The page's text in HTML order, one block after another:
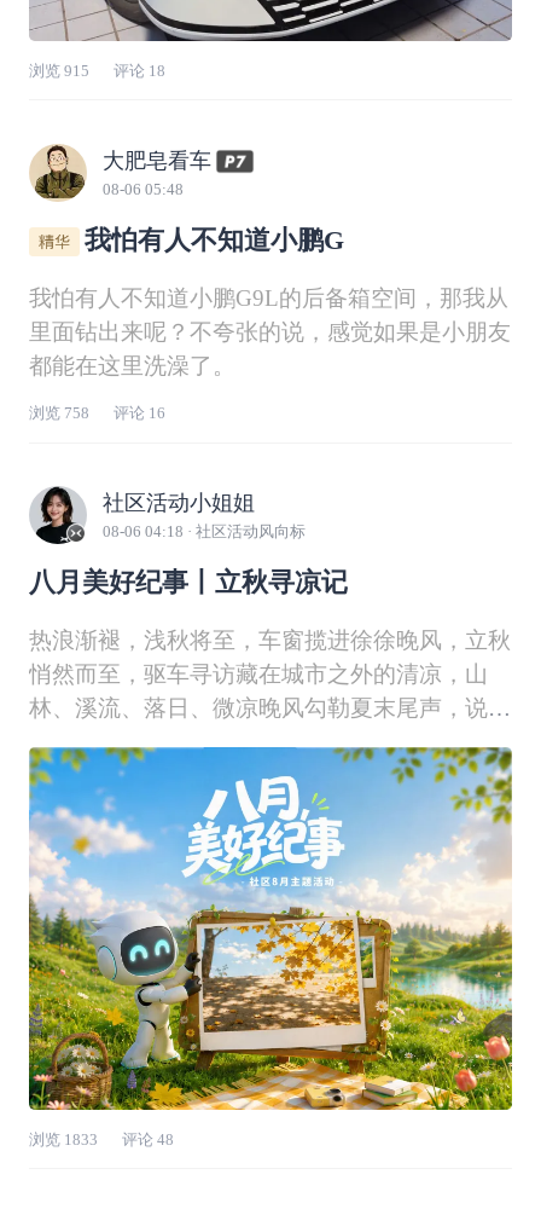
浏览 915 评论 18
大肥皂看车
08-06 05:48
我怕有人不知道小鹏G
我怕有人不知道小鹏G9L的后备箱空间，那我从
里面钻出来呢？不夸张的说，感觉如果是小朋友
都能在这里洗澡了。
浏览 758 评论 16
社区活动小姐姐
08-06 04:18 · 社区活动风向标
八月美好纪事丨立秋寻凉记
热浪渐褪，浅秋将至，车窗揽进徐徐晚风，立秋
悄然而至，驱车寻访藏在城市之外的清凉，山
林、溪流、落日、微凉晚风勾勒夏末尾声，说说
哪一段寻凉路途，让你感知初秋悄然来临！👪
参与对象：全体小鹏车主⏰活动时间：2026年8
月7日-8月24日📌活动要求：带话题
#立秋第一程#
分享寻凉出行路线、立秋必做小
事与初秋
浏览 1833 评论 48